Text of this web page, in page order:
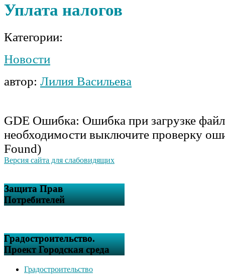
Уплата налогов
Категории:
Новости
автор: Лилия Васильева
GDE Ошибка: Ошибка при загрузке
необходимости выключите проверку
Found)
Версия сайта для слабовидящих
Защита Прав
Потребителей
Градостроительство.
Проект Городская среда
Градостроительство